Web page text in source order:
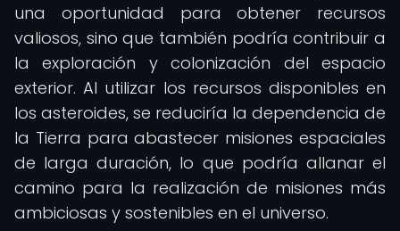
una oportunidad para obtener recursos
valiosos, sino que también podría contribuir a
la exploración y colonización del espacio
exterior. Al utilizar los recursos disponibles en
los asteroides, se reduciría la dependencia de
la Tierra para abastecer misiones espaciales
de larga duración, lo que podría allanar el
camino para la realización de misiones más
ambiciosas y sostenibles en el universo.